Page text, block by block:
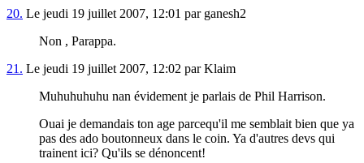
20. Le jeudi 19 juillet 2007, 12:01 par ganesh2
Non , Parappa.
21. Le jeudi 19 juillet 2007, 12:02 par Klaim
Muhuhuhuhu nan évidement je parlais de Phil Harrison.
Ouai je demandais ton age parcequ'il me semblait bien que ya
pas des ado boutonneux dans le coin. Ya d'autres devs qui
trainent ici? Qu'ils se dénoncent!